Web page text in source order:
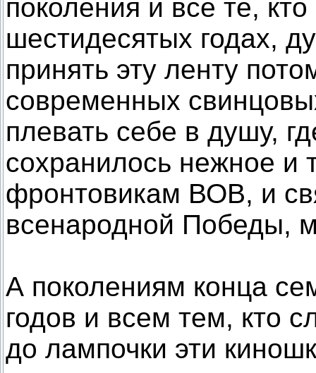
поколения и все те,
шестидесятых годах,
принять эту ленту
современных
плевать себе в душу,
сохранилось нежное и
фронтовикам ВОВ, и
всенародной Победы,
А поколениям конца
годов и всем тем, кто
до лампочки эти